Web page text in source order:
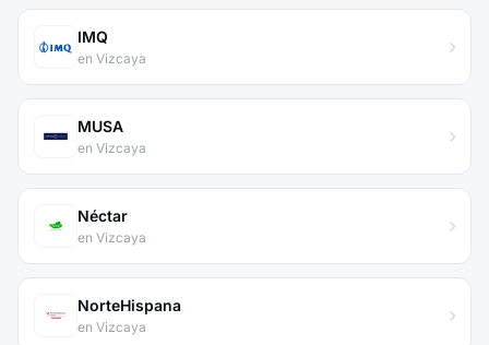
IMQ
en Vizcaya
MUSA
en Vizcaya
Néctar
en Vizcaya
NorteHispana
en Vizcaya